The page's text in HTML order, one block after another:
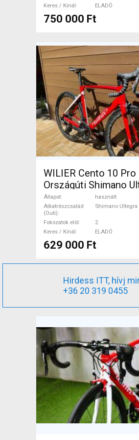
Keres / Kínál
ELADÓ
750 000 Ft
WILIER Cento 10 Pro
Országúti Shimano
patkófék használt
Állapot
használt
Alkatrészcsalád
(Outi)
Shimano Ultegra
Fokozatok elöl
2
Keres / Kínál
ELADÓ
629 000 Ft
Hirdess ITT, hívj
+36 20 319 0455